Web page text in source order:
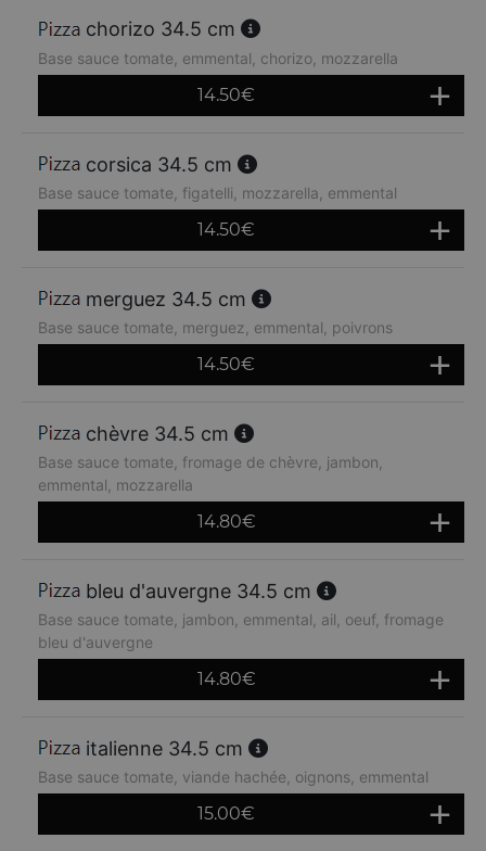
chorizo 34.5 cm
Base sauce tomate, emmental, chorizo, mozzarella
14.50€
corsica 34.5 cm
Base sauce tomate, figatelli, mozzarella, emmental
14.50€
merguez 34.5 cm
Base sauce tomate, merguez, emmental, poivrons
14.50€
chèvre 34.5 cm
Base sauce tomate, fromage de chèvre, jambon,
emmental, mozzarella
14.80€
bleu d'auvergne 34.5 cm
Base sauce tomate, jambon, emmental, ail, oeuf, fromage
bleu d'auvergne
14.80€
italienne 34.5 cm
Base sauce tomate, viande hachée, oignons, emmental
15.00€